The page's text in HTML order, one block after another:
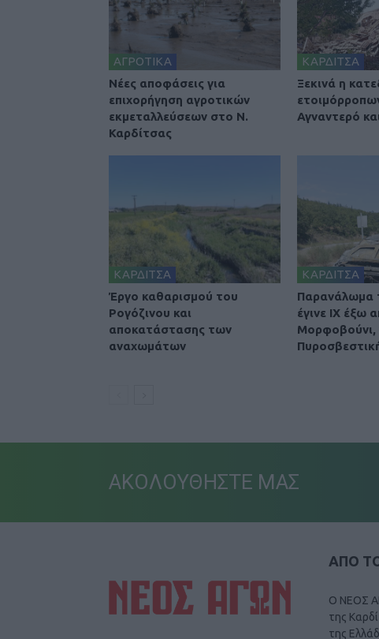
ΑΓΡΟΤΙΚΑ
Nέες αποφάσεις για
επιχορήγηση αγροτικών
εκμεταλλεύσεων στο Ν.
Καρδίτσας
ΚΑΡΔΙΤΣΑ
Ξεκινά η
Αγναντερό
ΚΑΡΔΙΤΣΑ
Έργο καθαρισμού του
Ρογόζινου και
αποκατάστασης των
αναχωμάτων
ΚΑΡΔΙΤΣΑ
Παρανάλωμα
έγινε ΙΧ έξω
Μορφοβούνι,
ΑΚΟΛΟΥΘΗΣΤΕ ΜΑΣ
ΑΠΟ
Ο ΝΕΟΣ
της
της